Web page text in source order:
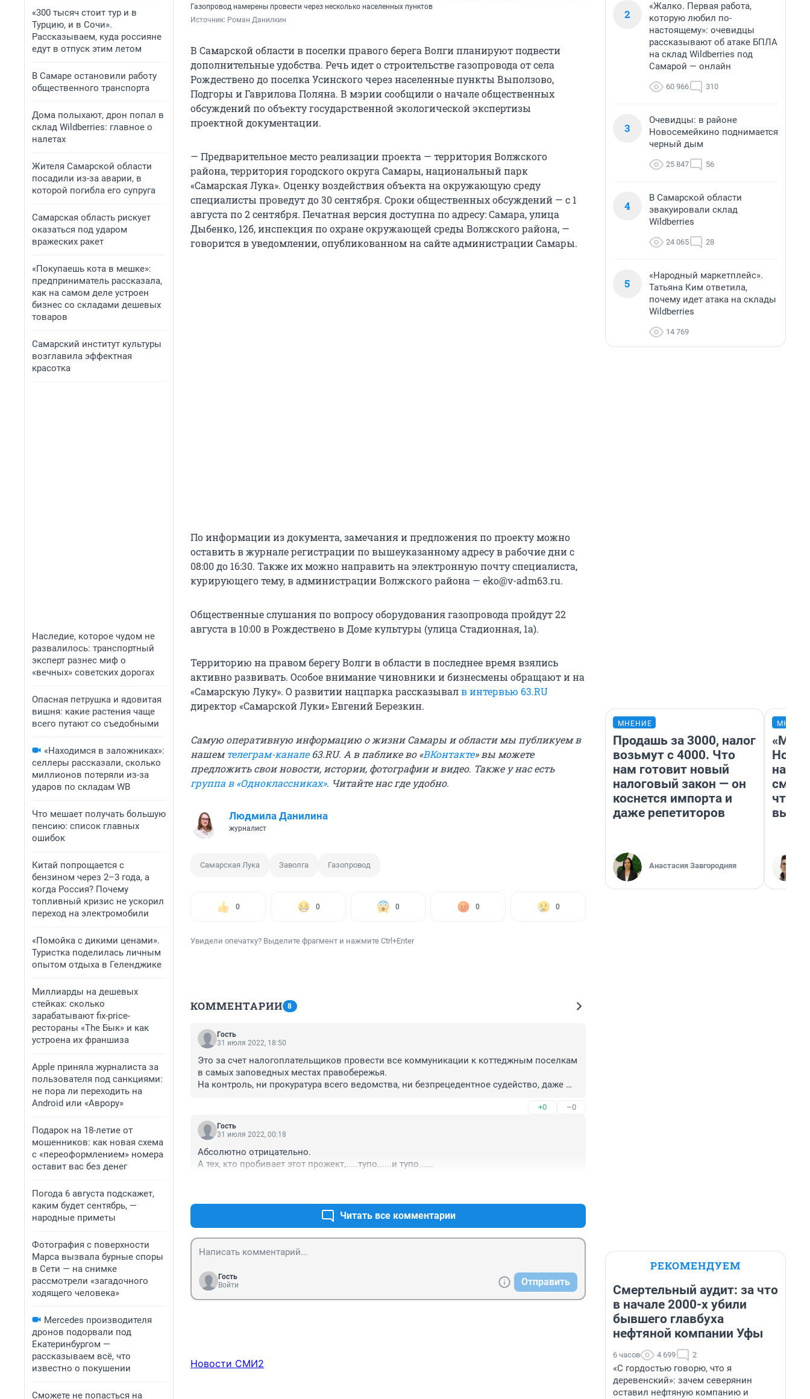
«300 тысяч стоит тур и в
Турцию, и в Сочи».
Рассказываем, куда россияне
едут в отпуск этим летом
В Самаре остановили работу
общественного транспорта
Дома полыхают, дрон попал в
склад Wildberries: главное о
налетах
Жителя Самарской области
посадили из-за аварии, в
которой погибла его супруга
Самарская область рискует
оказаться под ударом
вражеских ракет
«Покупаешь кота в мешке»:
предприниматель рассказала,
как на самом деле устроен
бизнес со складами дешевых
товаров
Самарский институт культуры
возглавила эффектная
красотка
Наследие, которое чудом не
развалилось: транспортный
эксперт разнес миф о
«вечных» советских дорогах
Опасная петрушка и ядовитая
вишня: какие растения чаще
всего путают со съедобными
«Находимся в заложниках»:
селлеры рассказали, сколько
миллионов потеряли из-за
ударов по складам WB
Что мешает получать большую
пенсию: список главных
ошибок
Китай попрощается с
бензином через 2–3 года, а
когда Россия? Почему
топливный кризис не ускорил
переход на электромобили
«Помойка с дикими ценами».
Туристка поделилась личным
опытом отдыха в Геленджике
Миллиарды на дешевых
стейках: сколько
зарабатывают fix-price-
рестораны «The Бык» и как
устроена их франшиза
Apple приняла журналиста за
пользователя под санкциями:
не пора ли переходить на
Android или «Аврору»
Подарок на 18-летие от
мошенников: как новая схема
с «переоформлением» номера
оставит вас без денег
Погода 6 августа подскажет,
каким будет сентябрь, —
народные приметы
Фотография с поверхности
Марса вызвала бурные споры
в Сети — на снимке
рассмотрели «загадочного
ходящего человека»
Mercedes производителя
дронов подорвали под
Екатеринбургом —
рассказываем всё, что
известно о покушении
Сможете не попасться на
Газопровод намерены провести через несколько населенных пунктов
Источник: Роман Данилкин
В Самарской области в поселки правого берега Волги планируют подвести
дополнительные удобства. Речь идет о строительстве газопровода от села
Рождествено до поселка Усинского через населенные пункты Выползово,
Подгоры и Гаврилова Поляна. В мэрии сообщили о начале общественных
обсуждений по объекту государственной экологической экспертизы
проектной документации.
— Предварительное место реализации проекта — территория Волжского
района, территория городского округа Самары, национальный парк
«Самарская Лука». Оценку воздействия объекта на окружающую среду
специалисты проведут до 30 сентября. Сроки общественных обсуждений — с 1
августа по 2 сентября. Печатная версия доступна по адресу: Самара, улица
Дыбенко, 12б, инспекция по охране окружающей среды Волжского района, —
говорится в уведомлении, опубликованном на сайте администрации Самары.
По информации из документа, замечания и предложения по проекту можно
оставить в журнале регистрации по вышеуказанному адресу в рабочие дни с
08:00 до 16:30. Также их можно направить на электронную почту специалиста,
курирующего тему, в администрации Волжского района — eko@v-adm63.ru.
Общественные слушания по вопросу оборудования газопровода пройдут 22
августа в 10:00 в Рождествено в Доме культуры (улица Стадионная, 1а).
Территорию на правом берегу Волги в области в последнее время взялись
активно развивать. Особое внимание чиновники и бизнесмены обращают и на
«Самарскую Луку». О развитии нацпарка рассказывалв интервью 63.RU
директор «Самарской Луки» Евгений Березкин.
Самую оперативную информацию о жизни Самары и области мы публикуем в
нашемтелеграм-канале63.RU. А в паблике во «ВКонтакте» вы можете
предложить свои новости, истории, фотографии и видео. Также у нас есть
группа в «Одноклассниках». Читайте нас где удобно.
Людмила Данилина
журналист
Самарская Лука Заволга Газопровод
0 0 0 0 0
Увидели опечатку? Выделите фрагмент и нажмите Ctrl+Enter
КОММЕНТАРИИ 8
Гость
31 июля 2022, 18:50
Это за счет налогоплательщиков провести все коммуникации к коттеджным поселкам
в самых заповедных местах правобережья.
На контроль, ни прокуратура всего ведомства, ни безпрецедентное судейство, даже
+0 –0
Гость
31 июля 2022, 00:18
Абсолютно отрицательно.
А тех, кто пробивает этот прожект,.....тупо......и тупо......
Читать все комментарии
Гость
Войти
Отправить
Новости СМИ2
2
«Жалко. Первая работа,
которую любил по-
настоящему»: очевидцы
рассказывают об атаке БПЛА
на склад Wildberries под
Самарой — онлайн
60 966 310
3
Очевидцы: в районе
Новосемейкино поднимается
черный дым
25 847 56
4
В Самарской области
эвакуировали склад
Wildberries
24 065 28
5
«Народный маркетплейс».
Татьяна Ким ответила,
почему идет атака на склады
Wildberries
14 769
МНЕНИЕ
Продашь за 3000, налог
возьмут с 4000. Что
нам готовит новый
налоговый закон — он
коснется импорта и
даже репетиторов
Анастасия Завгородняя
«Мы
РЕКОМЕНДУЕМ
Смертельный аудит: за что
в начале 2000-х убили
бывшего главбуха
нефтяной компании Уфы
6 часов 4 699 2
«С гордостью говорю, что я
деревенский»: зачем северянин
оставил нефтяную компанию и